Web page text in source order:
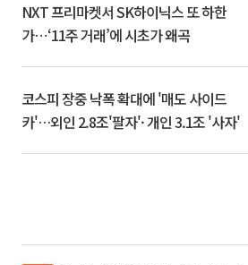
NXT 프리마켓서 SK하이닉스 또 하한
가⋯‘11주 거래’에 시초가 왜곡
코스피 장중 낙폭 확대에 '매도 사이드
카'…외인 2.8조'팔자'· 개인 3.1조 '사자'